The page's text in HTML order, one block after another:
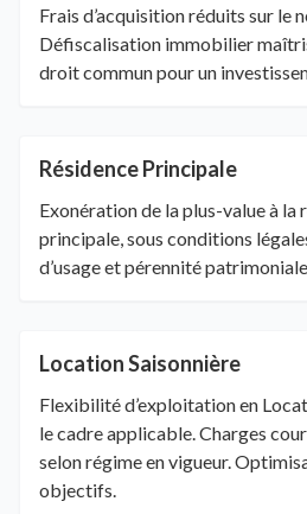
Frais d’acquisition réduits sur le
Défiscalisation immobilier
droit commun pour un
Résidence Principale
Exonération de la plus-value à la
principale, sous conditions
d’usage et pérennité
Location Saisonnière
Flexibilité d’exploitation en
le cadre applicable. Charges
selon régime en vigueur.
objectifs.